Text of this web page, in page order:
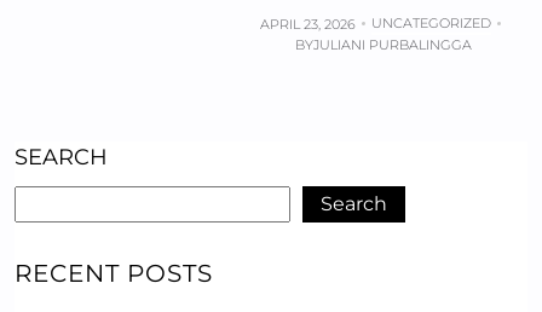
APRIL 23, 2026
UNCATEGORIZED
BYJULIANI PURBALINGGA
SEARCH
Search
RECENT POSTS